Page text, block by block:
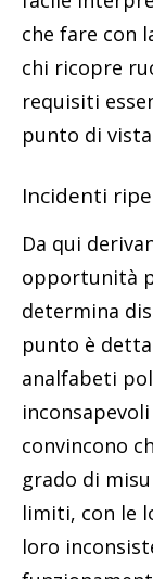
che fare con
chi ricopre
requisiti
punto di
Incidenti
Da qui
opportunità
determina
punto è
analfabeti
convincono
grado di
limiti, con le
loro